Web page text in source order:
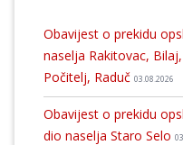
Obavijest o prekidu
naselja Rakitovac,
Počitelj, Raduč 03.08.2026
Obavijest o prekidu
dio naselja Staro Selo